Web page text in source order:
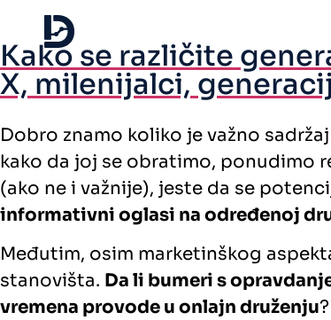
Kako se različite
X, milenijalci,
Dobro znamo koliko je važno
kako da joj se obratimo, ponudimo
(ako ne i važnije), jeste da se
informativni oglasi na određenoj
Međutim, osim marketinškog
stanovišta. Da li bumeri s
vremena provode u onlajn druženju?